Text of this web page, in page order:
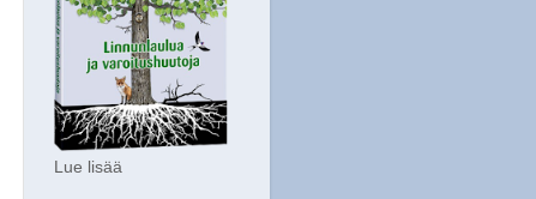
Lue lisää